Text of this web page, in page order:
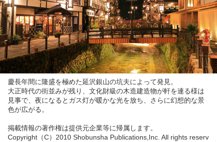
慶長年間に隆盛を極めた延沢銀山の坑夫によって発見。
大正時代の街並みが残り、文化財級の木造建造物が軒を連る様は
見事で、夜になるとガス灯が暖かな光を放ち、さらに幻想的な景
色が広がる。
掲載情報の著作権は提供元企業等に帰属します。
Copyright（C）2010 Shobunsha Publications,Inc. All rights reserv